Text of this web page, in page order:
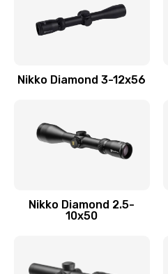
Nikko Diamond 3-12x56
Nikko Diamond 2.5-
10x50